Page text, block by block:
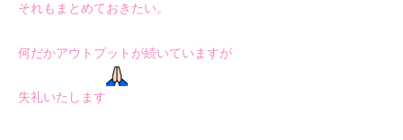
それもまとめておきたい。
何だかアウトプットが続いていますが
失礼いたします